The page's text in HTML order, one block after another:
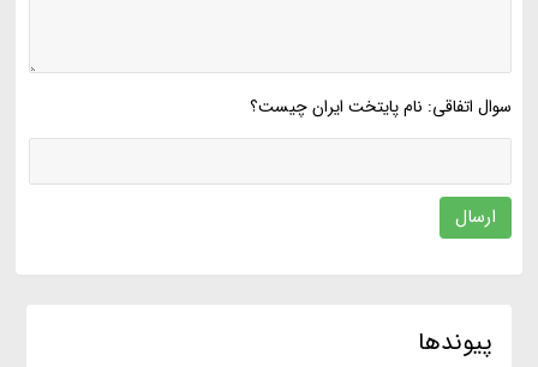
سوال اتفاقی: نام پایتخت ایران چیست؟
ارسال
پیوندها